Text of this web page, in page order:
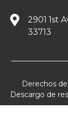
2901 1st
33713
Derechos
Descargo de